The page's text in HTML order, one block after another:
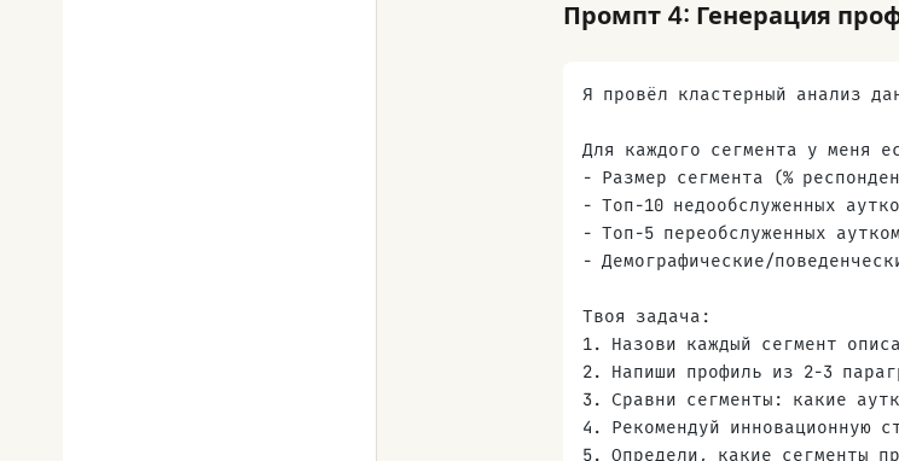
Промпт 4: Генерация
Я провёл кластерный анализ
Для каждого сегмента у меня
- Размер сегмента (%
- Топ-10 недообслуженных
- Топ-5 переобслуженных
- Демографические/
Твоя задача:
1. Назови каждый сегмент
2. Напиши профиль из 2-3
3. Сравни сегменты: какие
4. Рекомендуй инновационную
5. Определи, какие сегменты